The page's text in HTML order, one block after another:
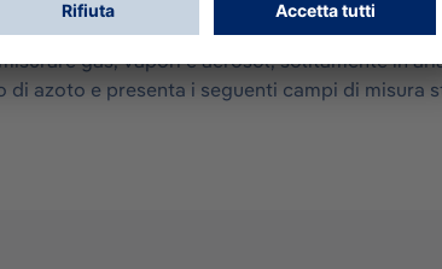
gas, vapori e aerosol, solitamente in
azoto e presenta i seguenti campi di misura